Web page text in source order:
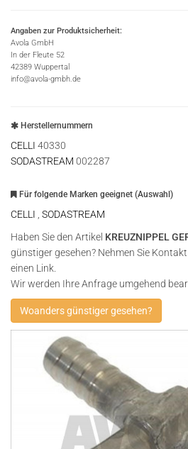
Angaben zur Produktsicherheit:
Avola GmbH
In der Fleute 52
42389 Wuppertal
info@avola-gmbh.de
Herstellernummern
CELLI 40330
SODASTREAM 002287
Für folgende Marken geeignet (Auswahl)
CELLI
SODASTREAM
Haben Sie den Artikel KREUZNIPPEL
günstiger gesehen? Nehmen Sie
einen Link.
Wir werden Ihre Anfrage umgehend
Woanders günstiger gesehen?